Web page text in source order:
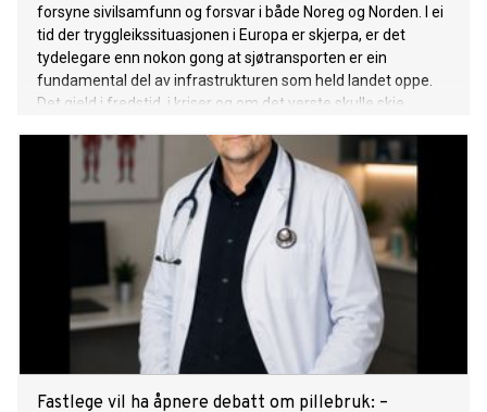
forsyne sivilsamfunn og forsvar i både Noreg og Norden. I ei
tid der tryggleikssituasjonen i Europa er skjerpa, er det
tydelegare enn nokon gong at sjøtransporten er ein
fundamental del av infrastrukturen som held landet oppe.
Det gjeld i fredstid, i kriser og om det verste skulle skje.
Fastlege vil ha åpnere debatt om pillebruk: –